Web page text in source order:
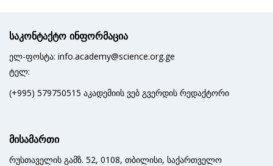
საკონტაქტო ინფორმაცია
ელ-ფოსტა: info.academy@science.org.ge
ტელ:
(+995) 579750515 აკადემიის ვებ გვერდის რედაქტორი
მისამართი
რუსთაველის გამზ. 52, 0108, თბილისი, საქართველო